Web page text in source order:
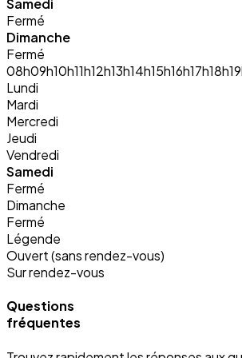
Samedi
Fermé
Dimanche
Fermé
08h09h10h11h12h13h14h15h16h17h18h
Lundi
Mardi
Mercredi
Jeudi
Vendredi
Samedi
Fermé
Dimanche
Fermé
Légende
Ouvert (sans rendez-vous)
Sur rendez-vous
Questions
fréquentes